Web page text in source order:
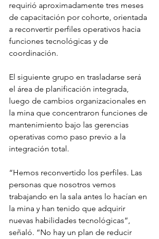
requirió aproximadamente tres meses
de capacitación por cohorte, orientada
a reconvertir perfiles operativos hacia
funciones tecnológicas y de
coordinación.
El siguiente grupo en trasladarse será
el área de planificación integrada,
luego de cambios organizacionales en
la mina que concentraron funciones de
mantenimiento bajo las gerencias
operativas como paso previo a la
integración total.
“Hemos reconvertido los perfiles. Las
personas que nosotros vemos
trabajando en la sala antes lo hacían en
la mina y han tenido que adquirir
nuevas habilidades tecnológicas”,
señaló. “No hay un plan de reducir